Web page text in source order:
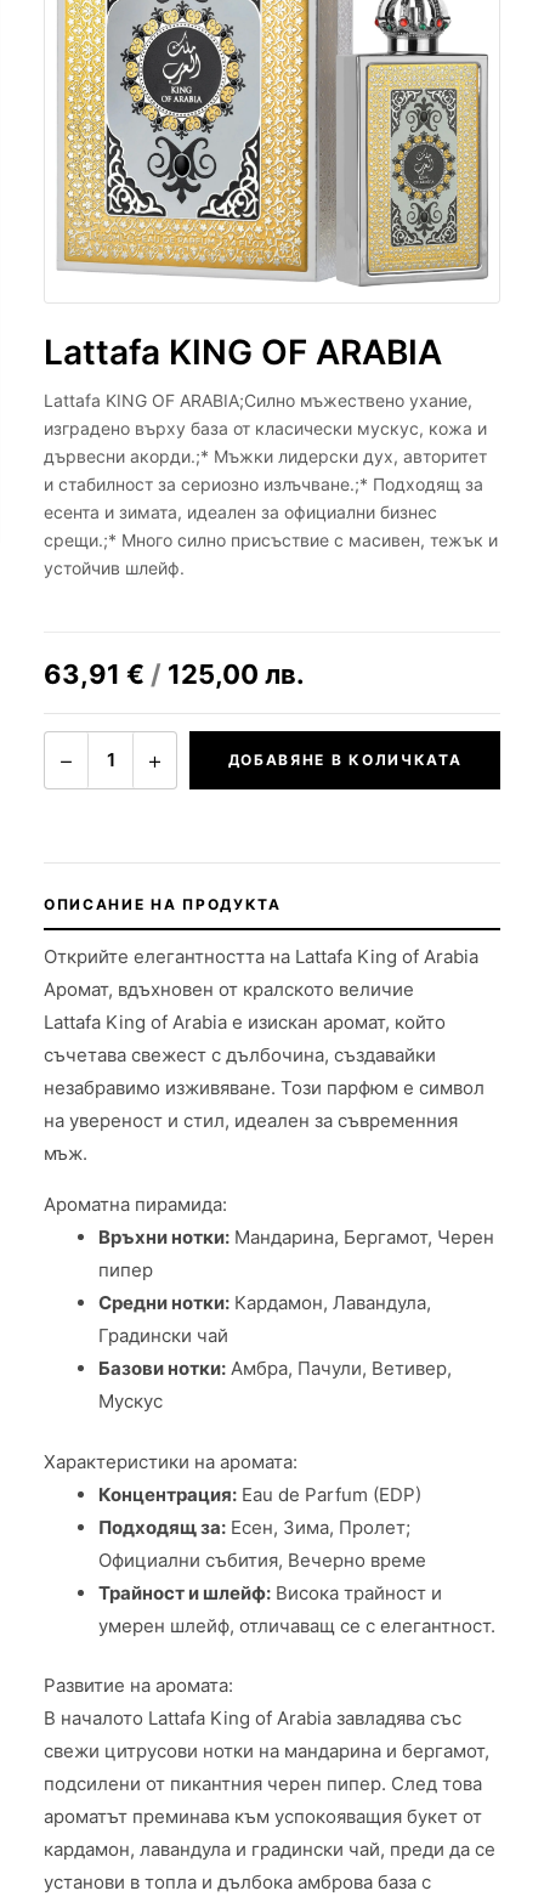
Lattafa KING OF ARABIA
Lattafa KING OF ARABIA;Силно мъжествено ухание,
изградено върху база от класически мускус, кожа и
дървесни акорди.;* Мъжки лидерски дух, авторитет
и стабилност за сериозно излъчване.;* Подходящ за
есента и зимата, идеален за официални бизнес
срещи.;* Много силно присъствие с масивен, тежък и
устойчив шлейф.
63,91 € / 125,00 лв.
− 1 + ДОБАВЯНЕ В КОЛИЧКАТА
ОПИСАНИЕ НА ПРОДУКТА
Открийте елегантността на Lattafa King of Arabia
Аромат, вдъхновен от кралското величие
Lattafa King of Arabia е изискан аромат, който
съчетава свежест с дълбочина, създавайки
незабравимо изживяване. Този парфюм е символ
на увереност и стил, идеален за съвременния
мъж.
Ароматна пирамида:
Връхни нотки: Мандарина, Бергамот, Черен
пипер
Средни нотки: Кардамон, Лавандула,
Градински чай
Базови нотки: Амбра, Пачули, Ветивер,
Мускус
Характеристики на аромата:
Концентрация: Eau de Parfum (EDP)
Подходящ за: Есен, Зима, Пролет;
Официални събития, Вечерно време
Трайност и шлейф: Висока трайност и
умерен шлейф, отличаващ се с елегантност.
Развитие на аромата:
В началото Lattafa King of Arabia завладява със
свежи цитрусови нотки на мандарина и бергамот,
подсилени от пикантния черен пипер. След това
ароматът преминава към успокояващия букет от
кардамон, лавандула и градински чай, преди да се
установи в топла и дълбока амброва база с